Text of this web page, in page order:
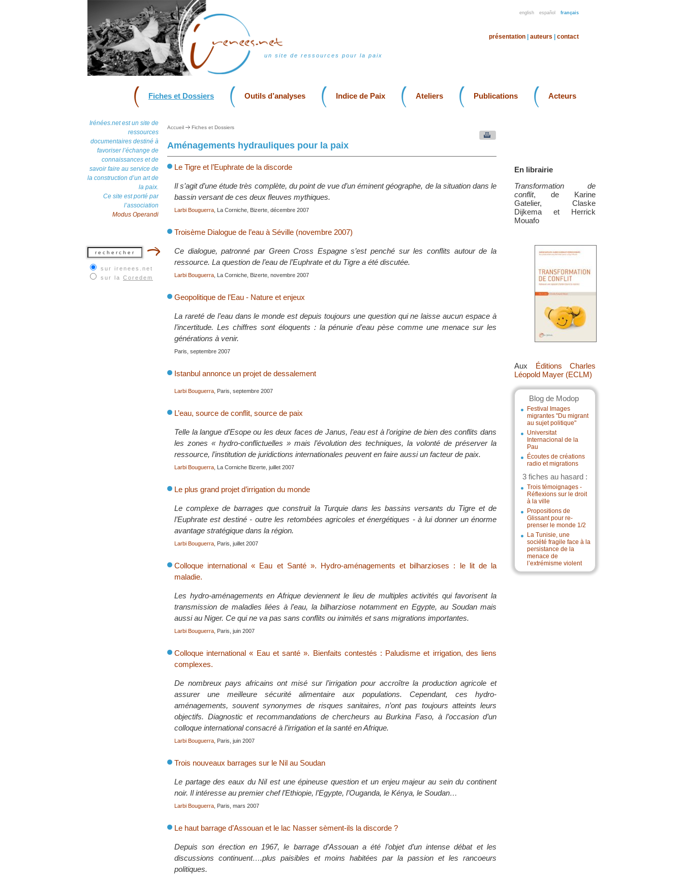
english español français
un site de ressources pour la paix
présentation auteurs contact
Fiches et Dossiers Outils d’analyses Indice de Paix Ateliers Publications Acteurs
Irénées.net est un site de
ressources
documentaires destiné à
favoriser l’échange de
connaissances et de
savoir faire au service de
la construction d’un art de
la paix.
Ce site est porté par
l’association
Modus Operandi
sur irenees.net
sur la Coredem
En librairie
Transformation de
conflit, de Karine
Gatelier, Claske
Dijkema et Herrick
Mouafo
Aux Éditions Charles
Léopold Mayer (ECLM)
Blog de Modop
Festival Images
migrantes "Du migrant
au sujet politique"
Universitat
Internacional de la
Pau
Écoutes de créations
radio et migrations
3 fiches au hasard :
Trois témoignages -
Réflexions sur le droit
à la ville
Propositions de
Glissant pour re-
prenser le monde 1/2
La Tunisie, une
société fragile face à la
persistance de la
menace de
l’extrémisme violent
Accueil Fiches et Dossiers
Aménagements hydrauliques pour la paix
Le Tigre et l’Euphrate de la discorde
Il s’agit d’une étude très complète, du point de vue d’un éminent géographe, de la situation dans le
bassin versant de ces deux fleuves mythiques.
Larbi Bouguerra , La Corniche, Bizerte, décembre 2007
Troisème Dialogue de l’eau à Séville (novembre 2007)
Ce dialogue, patronné par Green Cross Espagne s’est penché sur les conflits autour de la
ressource. La question de l’eau de l’Euphrate et du Tigre a été discutée.
Larbi Bouguerra , La Corniche, Bizerte, novembre 2007
Geopolitique de l’Eau - Nature et enjeux
La rareté de l’eau dans le monde est depuis toujours une question qui ne laisse aucun espace à
l’incertitude. Les chiffres sont éloquents : la pénurie d’eau pèse comme une menace sur les
générations à venir.
Paris, septembre 2007
Istanbul annonce un projet de dessalement
Larbi Bouguerra , Paris, septembre 2007
L’eau, source de conflit, source de paix
Telle la langue d’Esope ou les deux faces de Janus, l’eau est à l’origine de bien des conflits dans
les zones « hydro-conflictuelles » mais l’évolution des techniques, la volonté de préserver la
ressource, l’institution de juridictions internationales peuvent en faire aussi un facteur de paix.
Larbi Bouguerra , La Corniche Bizerte, juillet 2007
Le plus grand projet d’irrigation du monde
Le complexe de barrages que construit la Turquie dans les bassins versants du Tigre et de
l’Euphrate est destiné - outre les retombées agricoles et énergétiques - à lui donner un énorme
avantage stratégique dans la région.
Larbi Bouguerra , Paris, juillet 2007
Colloque international « Eau et Santé ». Hydro-aménagements et bilharzioses : le lit de la
maladie.
Les hydro-aménagements en Afrique deviennent le lieu de multiples activités qui favorisent la
transmission de maladies liées à l’eau, la bilharziose notamment en Egypte, au Soudan mais
aussi au Niger. Ce qui ne va pas sans conflits ou inimités et sans migrations importantes.
Larbi Bouguerra , Paris, juin 2007
Colloque international « Eau et santé ». Bienfaits contestés : Paludisme et irrigation, des liens
complexes.
De nombreux pays africains ont misé sur l’irrigation pour accroître la production agricole et
assurer une meilleure sécurité alimentaire aux populations. Cependant, ces hydro-
aménagements, souvent synonymes de risques sanitaires, n’ont pas toujours atteints leurs
objectifs. Diagnostic et recommandations de chercheurs au Burkina Faso, à l’occasion d’un
colloque international consacré à l’irrigation et la santé en Afrique.
Larbi Bouguerra , Paris, juin 2007
Trois nouveaux barrages sur le Nil au Soudan
Le partage des eaux du Nil est une épineuse question et un enjeu majeur au sein du continent
noir. Il intéresse au premier chef l’Ethiopie, l’Egypte, l’Ouganda, le Kénya, le Soudan…
Larbi Bouguerra , Paris, mars 2007
Le haut barrage d’Assouan et le lac Nasser sèment-ils la discorde ?
Depuis son érection en 1967, le barrage d’Assouan a été l’objet d’un intense débat et les
discussions continuent….plus paisibles et moins habitées par la passion et les rancoeurs
politiques.